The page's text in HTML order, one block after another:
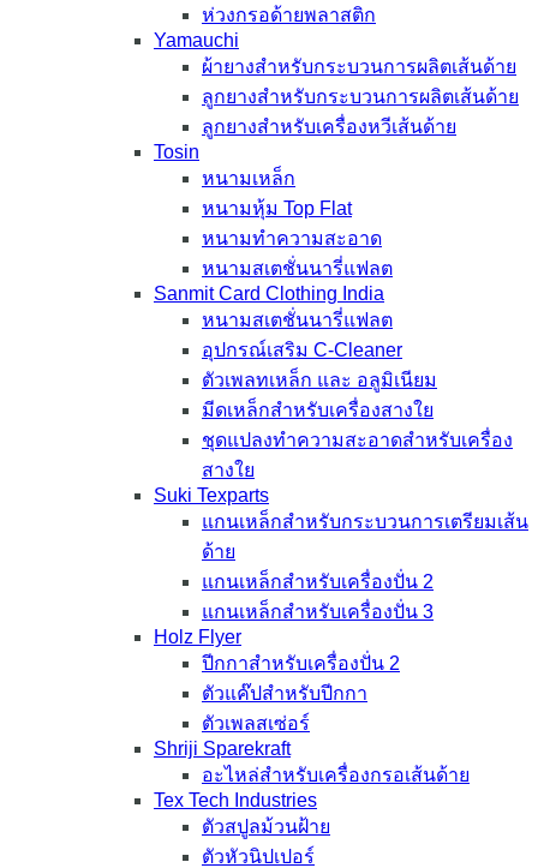
ห่วงกรอด้ายพลาสติก
Yamauchi
ผ้ายางสำหรับกระบวนการผลิตเส้นด้าย
ลูกยางสำหรับกระบวนการผลิตเส้นด้าย
ลูกยางสำหรับเครื่องหวีเส้นด้าย
Tosin
หนามเหล็ก
หนามหุ้ม Top Flat
หนามทำความสะอาด
หนามสเตชั่นนารี่แฟลต
Sanmit Card Clothing India
หนามสเตชั่นนารี่แฟลต
อุปกรณ์เสริม C-Cleaner
ตัวเพลทเหล็ก และ อลูมิเนียม
มีดเหล็กสำหรับเครื่องสางใย
ชุดแปลงทำความสะอาดสำหรับเครื่อง
สางใย
Suki Texparts
แกนเหล็กสำหรับกระบวนการเตรียมเส้น
ด้าย
แกนเหล็กสำหรับเครื่องปั่น 2
แกนเหล็กสำหรับเครื่องปั่น 3
Holz Flyer
ปีกกาสำหรับเครื่องปั่น 2
ตัวแค๊ปสำหรับปีกกา
ตัวเพลสเซ่อร์
Shriji Sparekraft
อะไหล่สำหรับเครื่องกรอเส้นด้าย
Tex Tech Industries
ตัวสปูลม้วนฝ้าย
ตัวหัวนิปเปอร์